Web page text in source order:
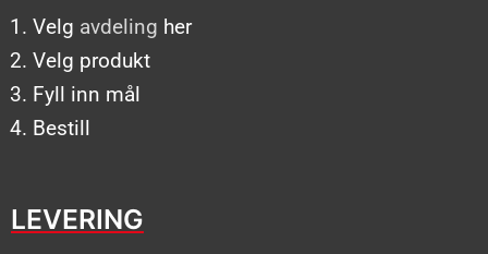
Velg avdeling her
Velg produkt
Fyll inn mål
Bestill
LEVERING